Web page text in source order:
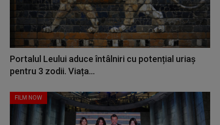
Portalul Leului aduce întâlniri cu potențial uriaș
pentru 3 zodii. Viața...
FILM NOW